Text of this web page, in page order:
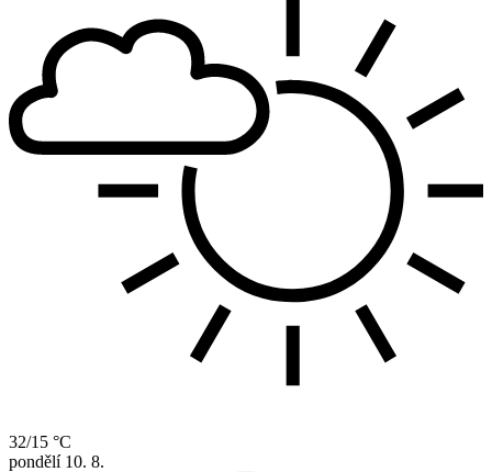
32/15 °C
pondělí 10. 8.